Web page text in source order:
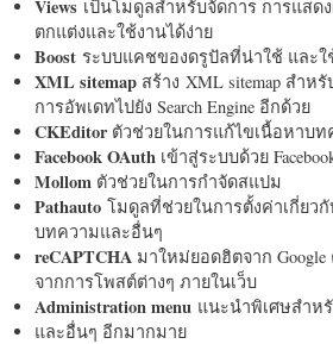
Views เป็นโมดูลสำหรับจัดการ การแสด
ตกแต่งและใช้งานได้ง่าย
Boost ระบบแคชของดรูปัลที่น่าใช้ และใ
XML sitemap สร้าง XML sitemap สำห
การอัพเดทไปยัง Search Engine อีกด้วย
CKEditorตัวช่วยในการแก้ไขเนื้อหาบท
Facebook OAuth เข้าสู่ระบบด้วย
Mollom ตัวช่วยในการกำจัดสแปม
Pathauto โมดูลที่ช่วยในการตั้งค่าเกี่ยว
บทความและอื่นๆ
reCAPTCHA มาใหม่ยอดฮิตจาก
จากการโพสต์ต่างๆ ภายในเว็บ
Administration menu แนะนำพิเศษสำห
และอื่นๆ อีกมากมาย